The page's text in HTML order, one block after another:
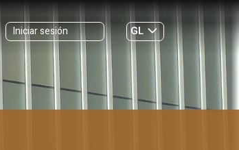
Iniciar sesión
GL
ES|